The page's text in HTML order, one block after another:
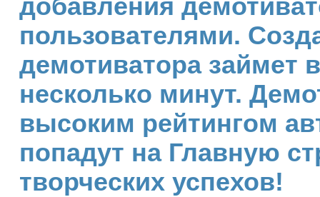
добавления
пользователями.
демотиватора займет
несколько минут.
высоким рейтингом
попадут на Главную
творческих успехов!